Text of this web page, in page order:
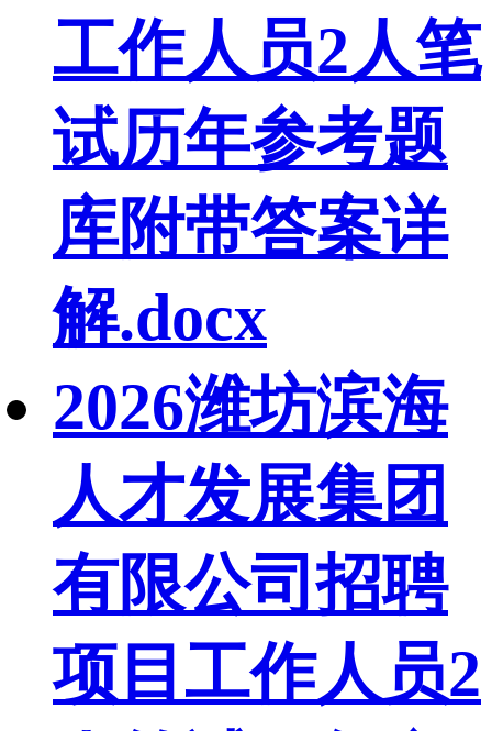
工作人员2人笔
试历年参考题
库附带答案详
解.docx
2026潍坊滨海
人才发展集团
有限公司招聘
项目工作人员2